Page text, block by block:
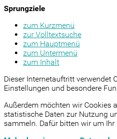
Sprungziele
zum Kurzmenü
zur Volltextsuche
zum Hauptmenü
zum Untermenü
zum Inhalt
Dieser Internetauftritt verwendet
Einstellungen und besondere
Außerdem möchten wir Cookies
statistische Daten zur Nutzung
sammeln. Dafür bitten wir um Ihr